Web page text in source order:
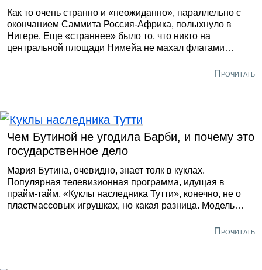
Как то очень странно и «неожиданно», параллельно с
окончанием Саммита Россия-Африка, полыхнуло в
Нигере. Еще «страннее» было то, что никто на
центральной площади Нимейа не махал флагами
– фр.), либо российские стяги. Причем последних,
лозунги в стиле «Французы, гоу хоум» не оставляли
сомнений в пожеланиях манифестантов.
Прочитать
Чем Бутиной не угодила Барби, и почему это
государственное дело
Мария Бутина, очевидно, знает толк в куклах.
Популярная телевизионная программа, идущая в
прайм-тайм, «Куклы наследника Тутти», конечно, не о
пластмассовых игрушках, но какая разница. Модель
интерпретации депутата Госдумы вполне укладывается
Прочитать